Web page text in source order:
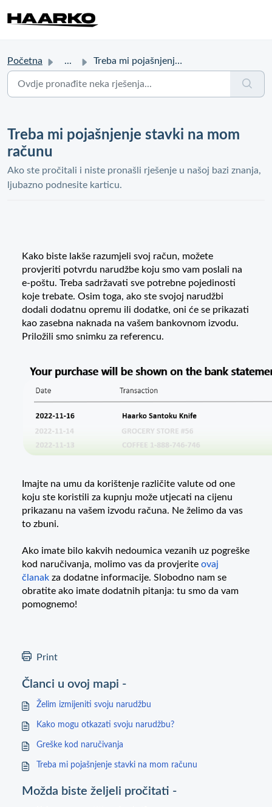
Početna ... Treba mi pojašnjenje stavki na mom računu
Treba mi pojašnjenje stavki na mom
računu
Ako ste pročitali i niste pronašli rješenje u našoj bazi znanja,
ljubazno podnesite karticu.
Kako biste lakše razumjeli svoj račun, možete
provjeriti potvrdu narudžbe koju smo vam poslali na
e-poštu. Treba sadržavati sve potrebne pojedinosti
koje trebate. Osim toga, ako ste svojoj narudžbi
dodali dodatnu opremu ili dodatke, oni će se prikazati
kao zasebna naknada na vašem bankovnom izvodu.
Priložili smo snimku za referencu.
Imajte na umu da korištenje različite valute od one
koju ste koristili za kupnju može utjecati na cijenu
prikazanu na vašem izvodu računa. Ne želimo da vas
to zbuni.
Ako imate bilo kakvih nedoumica vezanih uz pogreške
kod naručivanja, molimo vas da provjerite ovaj
članak za dodatne informacije. Slobodno nam se
obratite ako imate dodatnih pitanja: tu smo da vam
pomognemo!
Print
Članci u ovoj mapi -
Želim izmijeniti svoju narudžbu
Kako mogu otkazati svoju narudžbu?
Greške kod naručivanja
Treba mi pojašnjenje stavki na mom računu
Možda biste željeli pročitati -